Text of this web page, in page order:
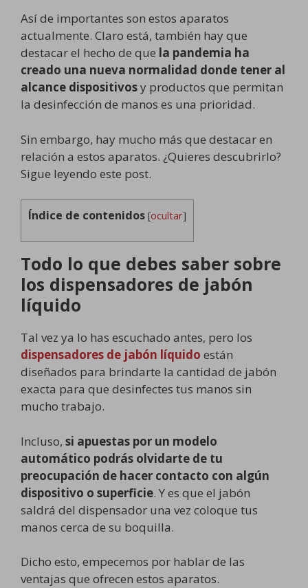
Así de importantes son estos aparatos
actualmente. Claro está, también hay que
destacar el hecho de que la pandemia ha
creado una nueva normalidad donde tener al
alcance dispositivosy productos que permitan
la desinfección de manos es una prioridad.
Sin embargo, hay mucho más que destacar en
relación a estos aparatos. ¿Quieres descubrirlo?
Sigue leyendo este post.
Índice de contenidos [ocultar]
Todo lo que debes saber sobre
los dispensadores de jabón
líquido
Tal vez ya lo has escuchado antes, pero los
dispensadores de jabón líquido están
diseñados para brindarte la cantidad de jabón
exacta para que desinfectes tus manos sin
mucho trabajo.
Incluso, si apuestas por un modelo
automático podrás olvidarte de tu
preocupación de hacer contacto con algún
dispositivo o superficie. Y es que el jabón
saldrá del dispensador una vez coloque tus
manos cerca de su boquilla.
Dicho esto, empecemos por hablar de las
ventajas que ofrecen estos aparatos.